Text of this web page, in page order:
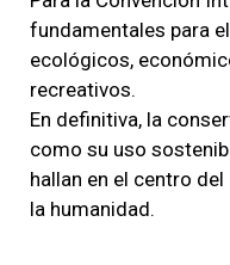
fundamentales para
ecológicos,
recreativos.
En definitiva, la
como su uso
hallan en el centro
la humanidad.